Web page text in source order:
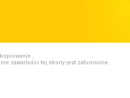
,
zawartości tej strony jest zabronione.